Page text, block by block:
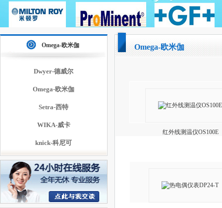
Omega-欧米伽
Dwyer-德威尔
Omega-欧米伽
Setra-西特
WIKA-威卡
knick-科尼可
Omega-欧米伽
红外线测温仪OS100E